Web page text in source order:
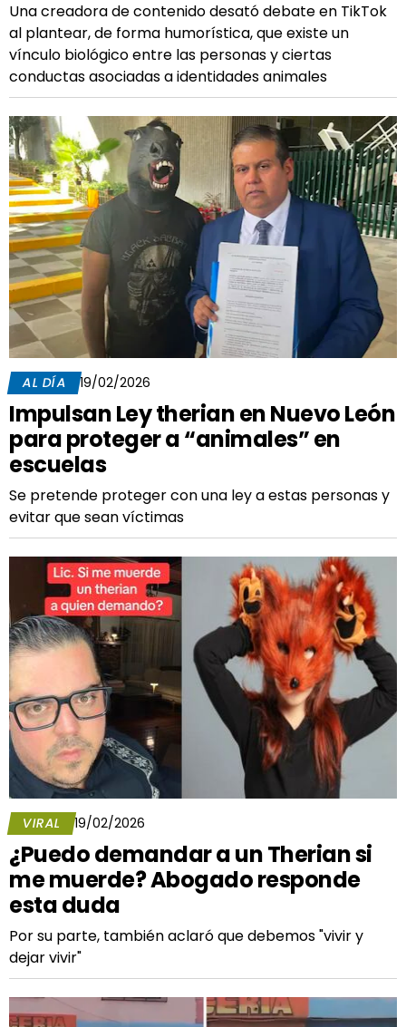
Una creadora de contenido desató debate en TikTok
al plantear, de forma humorística, que existe un
vínculo biológico entre las personas y ciertas
conductas asociadas a identidades animales
AL DÍA 19/02/2026
Impulsan Ley therian en Nuevo León
para proteger a “animales” en
escuelas
Se pretende proteger con una ley a estas personas y
evitar que sean víctimas
VIRAL 19/02/2026
¿Puedo demandar a un Therian si
me muerde? Abogado responde
esta duda
Por su parte, también aclaró que debemos "vivir y
dejar vivir"